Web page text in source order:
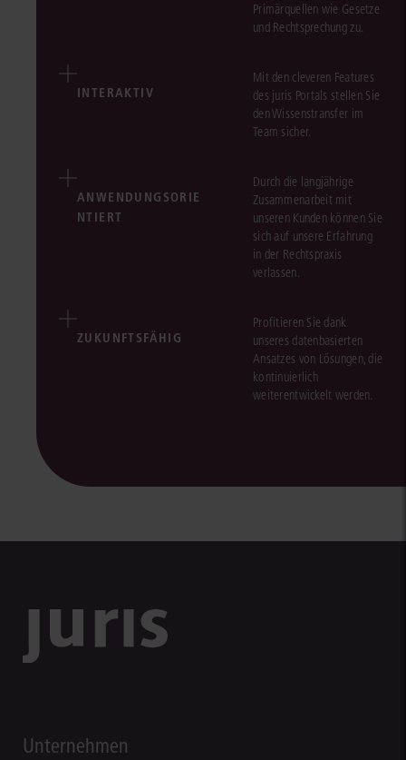
Primärquellen wie Gesetze
und Rechtsprechung zu.
INTERAKTIV
Mit den cleveren Features
des juris Portals stellen Sie
den Wissenstransfer im
Team sicher.
ANWENDUNGSORIE
NTIERT
Durch die langjährige
Zusammenarbeit mit
unseren Kunden können Sie
sich auf unsere Erfahrung
in der Rechtspraxis
verlassen.
ZUKUNFTSFÄHIG
Profitieren Sie dank
unseres datenbasierten
Ansatzes von Lösungen, die
kontinuierlich
weiterentwickelt werden.
Unternehmen